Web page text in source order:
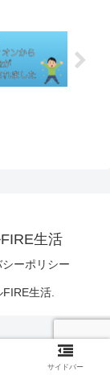
生活
ーポリシー
生活.
サイドバー